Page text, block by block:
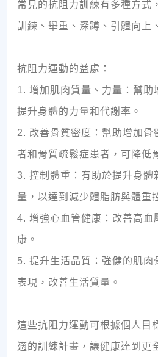
常見的抗阻力訓練有多種方式
訓練、舉重、深蹲、引體向上
抗阻力運動的益處：
1. 增加肌肉質量、力量：幫助
提升身體的力量和代謝率。
2. 改善骨質密度：幫助增加骨
者和骨質疏鬆症患者，可降低
3. 控制體重：有助於提升身體
量，以達到減少體脂肪與體重
4. 增強心血管健康：改善高血
康。
5. 提升生活品質：強健的肌肉
表現，改善生活質量。
這些抗阻力運動可根據個人目
適的訓練計畫，讓健康達到更